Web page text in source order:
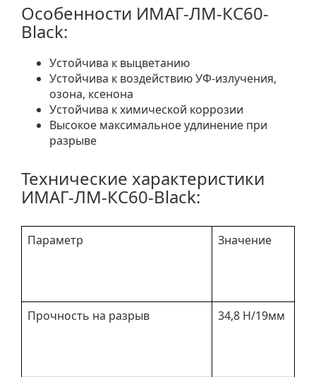
Особенности ИМАГ-ЛМ-КС60-
Black:
Устойчива к выцветанию
Устойчива к воздействию УФ-излучения,
озона, ксенона
Устойчива к химической коррозии
Высокое максимальное удлинение при
разрыве
Технические характеристики
ИМАГ-ЛМ-КС60-Black:
Параметр Значение
Прочность на разрыв 34,8 Н/19мм